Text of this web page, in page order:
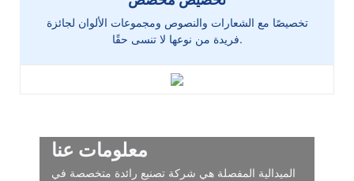
تخصيصًا مع الشعارات والنصوص ومجموعات الألوان لجائزة
فريدة من نوعها لا تنسى حقًا.
معلومات عنا
الميدالية المفصلة هي شركة تصنيع رائدة متخصصة في